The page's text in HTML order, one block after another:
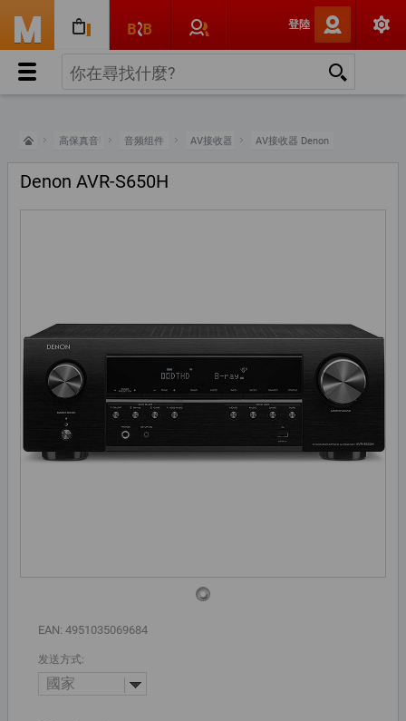
登陸
高保真音響 音频组件 AV接收器 AV接收器 Denon
Denon AVR-S650H
EAN: 4951035069684
发送方式:
國家